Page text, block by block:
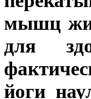
мышц
для
йоги